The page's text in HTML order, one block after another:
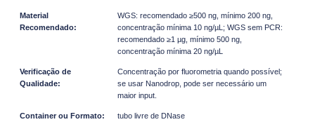
WGS: recomendado ≥500 ng, mínimo 200 ng,
concentração mínima 10 ng/µL; WGS sem PCR:
recomendado ≥1 µg, mínimo 500 ng,
concentração mínima 20 ng/µL
Concentração por fluorometria quando possível;
se usar Nanodrop, pode ser necessário um
maior input.
tubo livre de DNase